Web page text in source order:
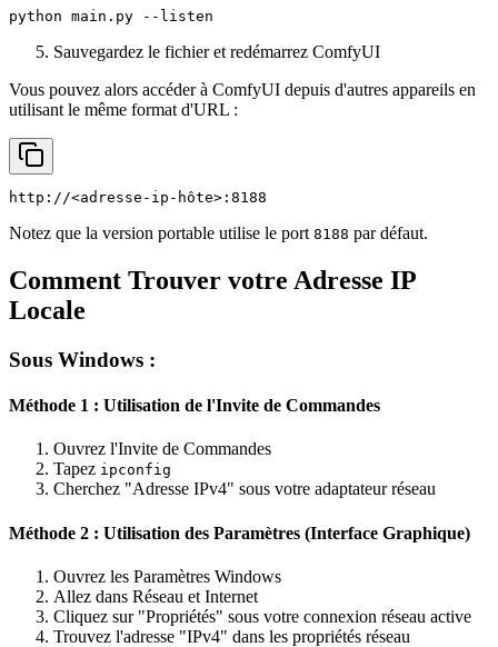
python main.py --listen
Sauvegardez le fichier et redémarrez ComfyUI
Vous pouvez alors accéder à ComfyUI depuis d'autres appareils en
utilisant le même format d'URL :
http://<adresse-ip-hôte>:8188
Notez que la version portable utilise le port 8188 par défaut.
Comment Trouver votre Adresse IP
Locale
Sous Windows :
Méthode 1 : Utilisation de l'Invite de Commandes
Ouvrez l'Invite de Commandes
Tapez ipconfig
Cherchez "Adresse IPv4" sous votre adaptateur réseau
Méthode 2 : Utilisation des Paramètres (Interface Graphique)
Ouvrez les Paramètres Windows
Allez dans Réseau et Internet
Cliquez sur "Propriétés" sous votre connexion réseau active
Trouvez l'adresse "IPv4" dans les propriétés réseau